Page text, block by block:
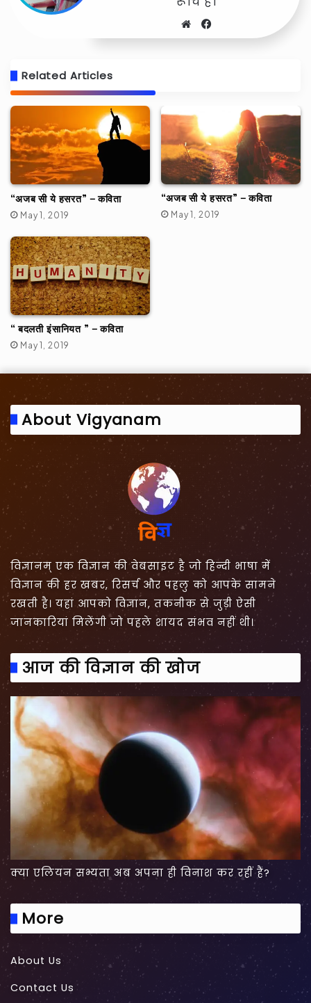
Website
Related Articles
“अजब सी ये हसरत” – कविता
May 1, 2019
“अजब सी ये हसरत” – कविता
May 1, 2019
“ बदलती इंसानियत ” – कविता
May 1, 2019
About Vigyanam
विज्ञानम् एक विज्ञान की वेबसाइट है जो हिन्दी भाषा में
विज्ञान की हर खबर, रिसर्च और पहलु को आपके सामने
रखती है। यहां आपको विज्ञान, तकनीक से जुड़ी ऐसी
जानकारियां मिलेंगी जो पहले शायद संभव नहीं थी।
आज की विज्ञान की खोज
क्या एलियन सभ्यता अब अपना ही विनाश कर रहीं हैं?
More
About Us
Contact Us